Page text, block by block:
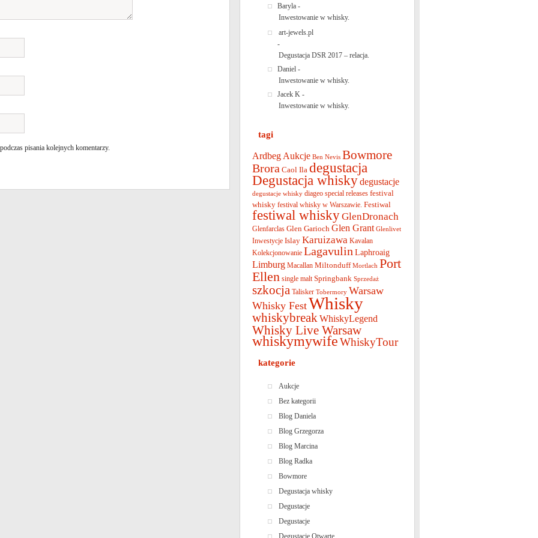
pisania kolejnych komentarzy.
Baryla -
Inwestowanie w whisky.
art-jewels.pl
-
Degustacja DSR 2017 – relacja.
Daniel -
Inwestowanie w whisky.
Jacek K -
Inwestowanie w whisky.
tagi
Ardbeg Aukcje Ben Nevis Bowmore
Brora Caol Ila degustacja
Degustacja whiskydegustacje
degustacje whisky diageo special releases festival
whisky festival whisky w Warszawie. Festiwal
festiwal whiskyGlenDronach
Glenfarclas Glen Garioch Glen Grant Glenlivet
Inwestycje Islay Karuizawa Kavalan
Kolekcjonowanie Lagavulin Laphroaig
Limburg Macallan Miltonduff Mortlach Port
Ellen single malt Springbank Sprzedaż
szkocja Talisker Tobermory Warsaw
Whisky FestWhisky
whiskybreak WhiskyLegend
Whisky Live Warsaw
whiskymywifeWhiskyTour
kategorie
Aukcje
Bez kategorii
Blog Daniela
Blog Grzegorza
Blog Marcina
Blog Radka
Bowmore
Degustacja whisky
Degustacje
Degustacje
Degustacje Otwarte